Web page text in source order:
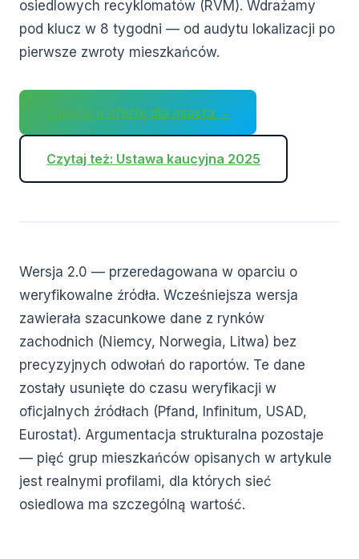
osiedlowych recyklomatów (RVM). Wdrażamy
pod klucz w 8 tygodni — od audytu lokalizacji po
pierwsze zwroty mieszkańców.
Zapytaj o ofertę dla miasta →
Czytaj też: Ustawa kaucyjna 2025
Wersja 2.0 — przeredagowana w oparciu o
weryfikowalne źródła. Wcześniejsza wersja
zawierała szacunkowe dane z rynków
zachodnich (Niemcy, Norwegia, Litwa) bez
precyzyjnych odwołań do raportów. Te dane
zostały usunięte do czasu weryfikacji w
oficjalnych źródłach (Pfand, Infinitum, USAD,
Eurostat). Argumentacja strukturalna pozostaje
— pięć grup mieszkańców opisanych w artykule
jest realnymi profilami, dla których sieć
osiedlowa ma szczególną wartość.